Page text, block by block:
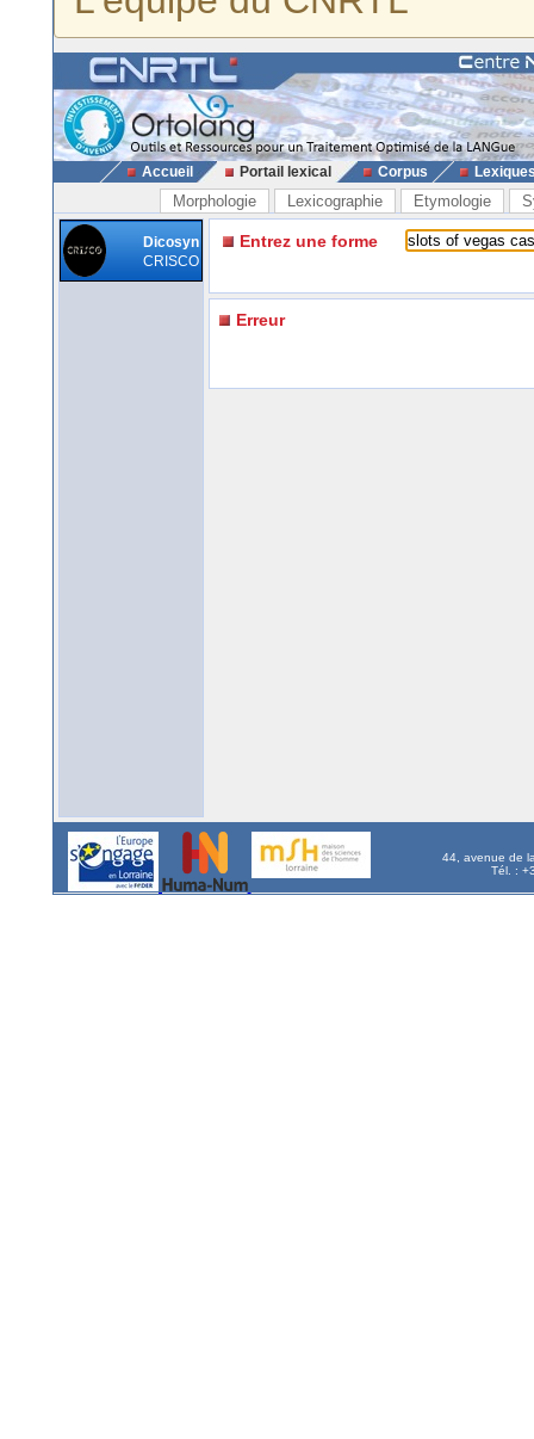
Accueil Portail lexical Corpus
Morphologie Lexicographie Etymologie
Dicosyn
CRISCO
Entrez une forme
Erreur
44, avenue de
Tél. :